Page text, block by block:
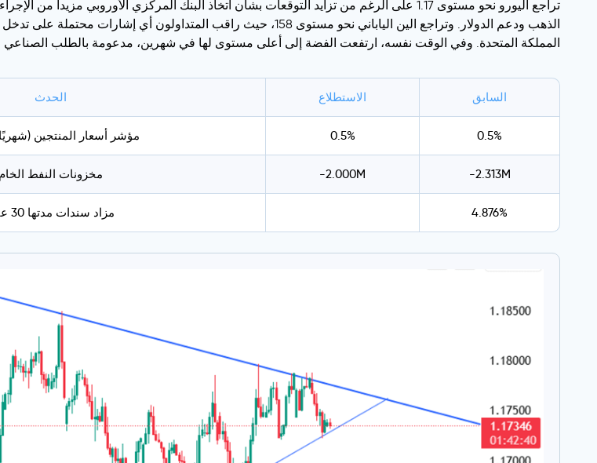
تراجع اليورو نحو مستوى 1.17 على الرغم من تزايد التوقعات بشأن اتخاذ البنك المركزي
الذهب ودعم الدولار. وتراجع الين الياباني نحو مستوى 158، حيث راقب
المملكة المتحدة. وفي الوقت نفسه، ارتفعت الفضة إلى أعلى مستوى لها في شهرين، مدعومة بالطلب
الحدث الاستطلاع السابق
مؤشر أسعار المنتجين 0.5% 0.5%
مخزونات النفط الخام -2.000M -2.313M
مزاد سندات مدتها 30 عامًا 4.876%